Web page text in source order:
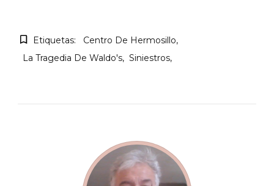
Etiquetas:
Centro De Hermosillo
La Tragedia De Waldo's
Siniestros